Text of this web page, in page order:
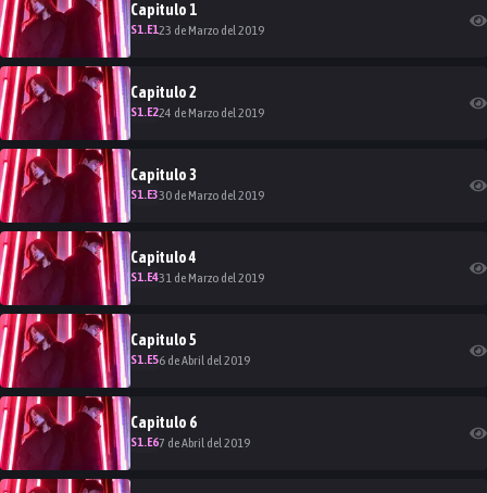
Capitulo 1
S1.E123 de Marzo del 2019
Capitulo2
S1.E224 de Marzo del 2019
Capitulo3
S1.E330 de Marzo del 2019
Capitulo4
S1.E431 de Marzo del 2019
Capitulo5
S1.E56 de Abril del 2019
Capitulo 6
S1.E67 de Abril del 2019